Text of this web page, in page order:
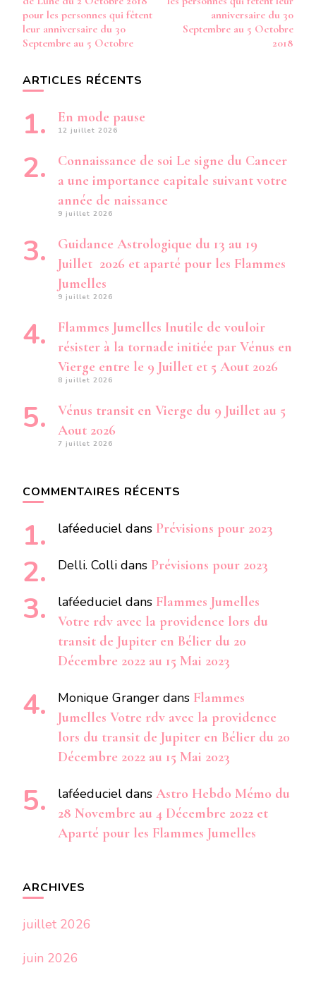
pour les personnes qui fêtent
leur anniversaire du 30
Septembre au 5 Octobre
anniversaire du 30
Septembre au 5 Octobre
2018
ARTICLES RÉCENTS
En mode pause
12 juillet 2026
Connaissance de soi Le signe du Cancer
a une importance capitale suivant votre
année de naissance
9 juillet 2026
Guidance Astrologique du 13 au 19
Juillet 2026 et aparté pour les Flammes
Jumelles
9 juillet 2026
Flammes Jumelles Inutile de vouloir
résister à la tornade initiée par Vénus en
Vierge entre le 9 Juillet et 5 Aout 2026
8 juillet 2026
Vénus transit en Vierge du 9 Juillet au 5
Aout 2026
7 juillet 2026
COMMENTAIRES RÉCENTS
laféeduciel dans Prévisions pour 2023
Delli. Colli dans Prévisions pour 2023
laféeduciel dans Flammes Jumelles
Votre rdv avec la providence lors du
transit de Jupiter en Bélier du 20
Décembre 2022 au 15 Mai 2023
Monique Granger dans Flammes
Jumelles Votre rdv avec la providence
lors du transit de Jupiter en Bélier du 20
Décembre 2022 au 15 Mai 2023
laféeduciel dans Astro Hebdo Mémo du
28 Novembre au 4 Décembre 2022 et
Aparté pour les Flammes Jumelles
ARCHIVES
juillet 2026
juin 2026